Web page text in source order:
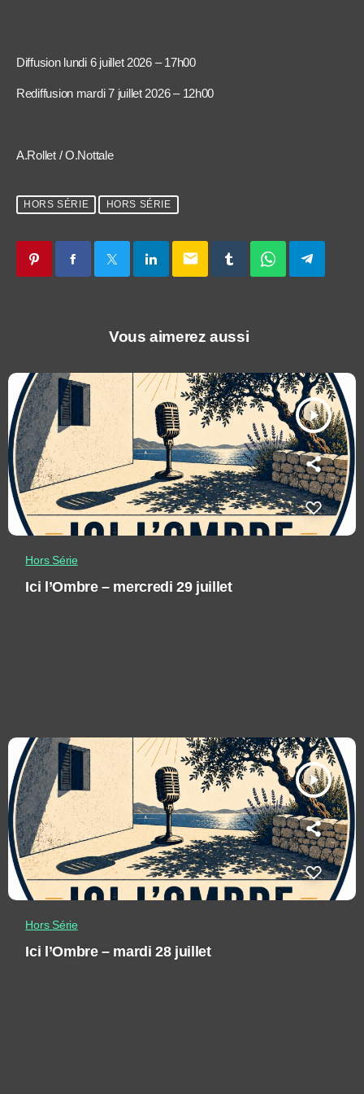
Diffusion lundi 6 juillet 2026 – 17h00
Rediffusion mardi 7 juillet 2026 – 12h00
A.Rollet / O.Nottale
HORS SÉRIE HORS SÉRIE
email
Vous aimerez aussi
play_arrow
Hors Série
Ici l’Ombre – mercredi 29 juillet
play_arrow
Hors Série
Ici l’Ombre – mardi 28 juillet